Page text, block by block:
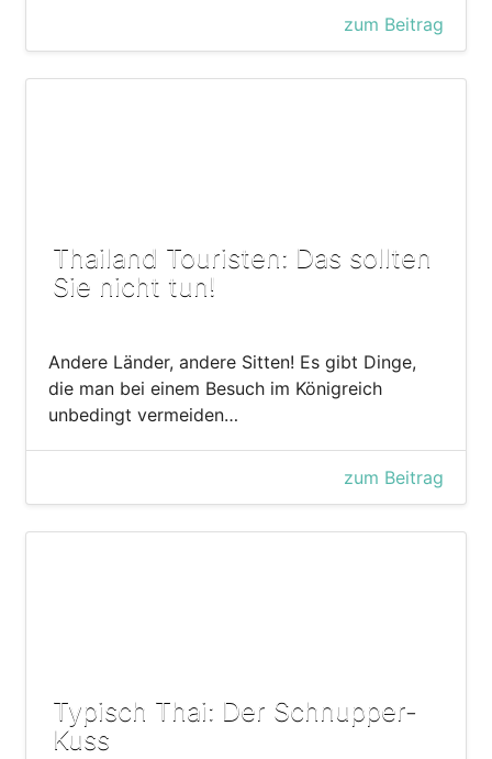
zum Beitrag
Thailand Touristen: Das sollten
Sie nicht tun!
Andere Länder, andere Sitten! Es gibt Dinge,
die man bei einem Besuch im Königreich
unbedingt vermeiden…
zum Beitrag
Typisch Thai: Der Schnupper-
Kuss